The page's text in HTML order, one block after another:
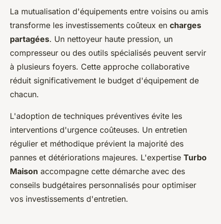
La mutualisation d'équipements entre voisins ou amis
transforme les investissements coûteux en charges
partagées. Un nettoyeur haute pression, un
compresseur ou des outils spécialisés peuvent servir
à plusieurs foyers. Cette approche collaborative
réduit significativement le budget d'équipement de
chacun.
L'adoption de techniques préventives évite les
interventions d'urgence coûteuses. Un entretien
régulier et méthodique prévient la majorité des
pannes et détériorations majeures. L'expertise Turbo
Maison accompagne cette démarche avec des
conseils budgétaires personnalisés pour optimiser
vos investissements d'entretien.